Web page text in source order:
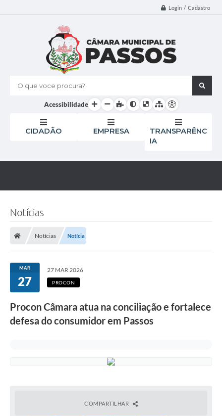
Login / Cadastro
O que voce procura?
Acessibilidade
CIDADÃO EMPRESA
TRANSPARÊNC
IA
Notícias
Notícias Notícia
MAR
27
27 MAR 2026
PROCON
Procon Câmara atua na conciliação e fortalece
defesa do consumidor em Passos
COMPARTILHAR